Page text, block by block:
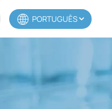
PORTUGUÊS
Español